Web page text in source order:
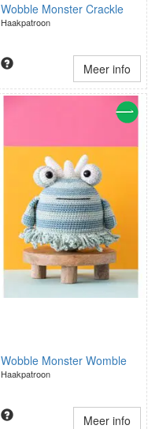
Wobble Monster Crackle
Haakpatroon
Meer info
Wobble Monster Womble
Haakpatroon
Meer info